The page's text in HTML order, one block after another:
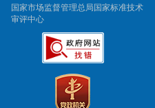
国家市场监督管理总局国家标准技术
审评中心